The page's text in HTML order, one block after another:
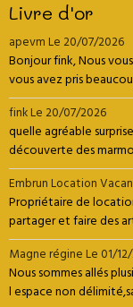
Livre d'or
apevmLe 20/07/2026
Bonjour fink, Nous
vous avez pris
finkLe 20/07/2026
quelle agréable
découverte des
Embrun Location
Propriétaire de
partager et faire des
Magne régineLe 01/
Nous sommes allés
l espace non